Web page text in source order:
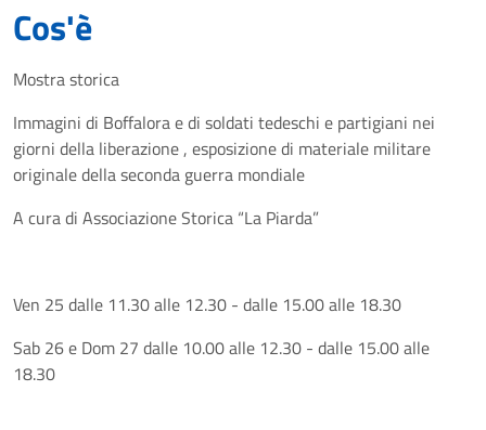
Cos'è
Mostra storica
Immagini di Boffalora e di soldati tedeschi e partigiani nei
giorni della liberazione , esposizione di materiale militare
originale della seconda guerra mondiale
A cura di Associazione Storica “La Piarda”
Ven 25 dalle 11.30 alle 12.30 - dalle 15.00 alle 18.30
Sab 26 e Dom 27 dalle 10.00 alle 12.30 - dalle 15.00 alle
18.30